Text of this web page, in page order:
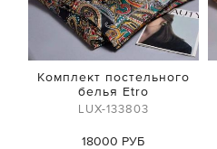
Комплект постельного
белья Etro
LUX-133803
18000 РУБ